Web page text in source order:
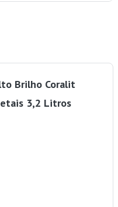
Brilho Coralit
3,2 Litros